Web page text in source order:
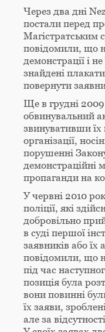
Через два дні
постали перед
повідомили, що
демонстрації і
знайдені
повернути
Ще в грудні
обвинувальний
звинувативши їх
організації,
порушенні
демонстраційні
пропаганди на
У червні 2010
поліції, які
добровільно
в суді першої
заявників або їх
повідомили, що
під час
позиція була
вони повинні
їх заяви,
але за